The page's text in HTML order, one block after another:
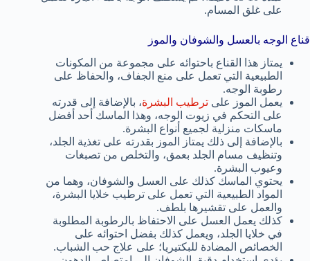
على غلق المسام.
قناع الوجه بالعسل والشوفان والموز
يمتاز هذا القناع باحتوائه على مجموعة من المكونات
الطبيعية التي تعمل على منع الجفاف، والحفاظ على
رطوبة الوجه.
يعمل الموز على ترطيب البشرة، بالإضافة إلى قدرته
على التحكم في زيوت الوجه، وهذا الماسك أحد أفضل
ماسكات منزلية لجميع أنواع البشرة.
بالإضافة إلى ذلك يمتاز الموز بقدرته على تغذية الجلد،
وتنظيف مسام الجلد بعمق، والتخلص من تصبغات
وعيوب البشرة.
يحتوي الماسك كذلك على العسل والشوفان، وهما من
المواد الطبيعية التي تعمل على ترطيب خلايا البشرة،
والعمل على تقشيرها بلطف.
كذلك يعمل العسل على الاحتفاظ بالرطوبة المطلوبة
في خلايا الجلد، ويعمل كذلك بفضل احتوائه على
الخصائص المضادة للبكتيريا؛ على علاج حب الشباب.